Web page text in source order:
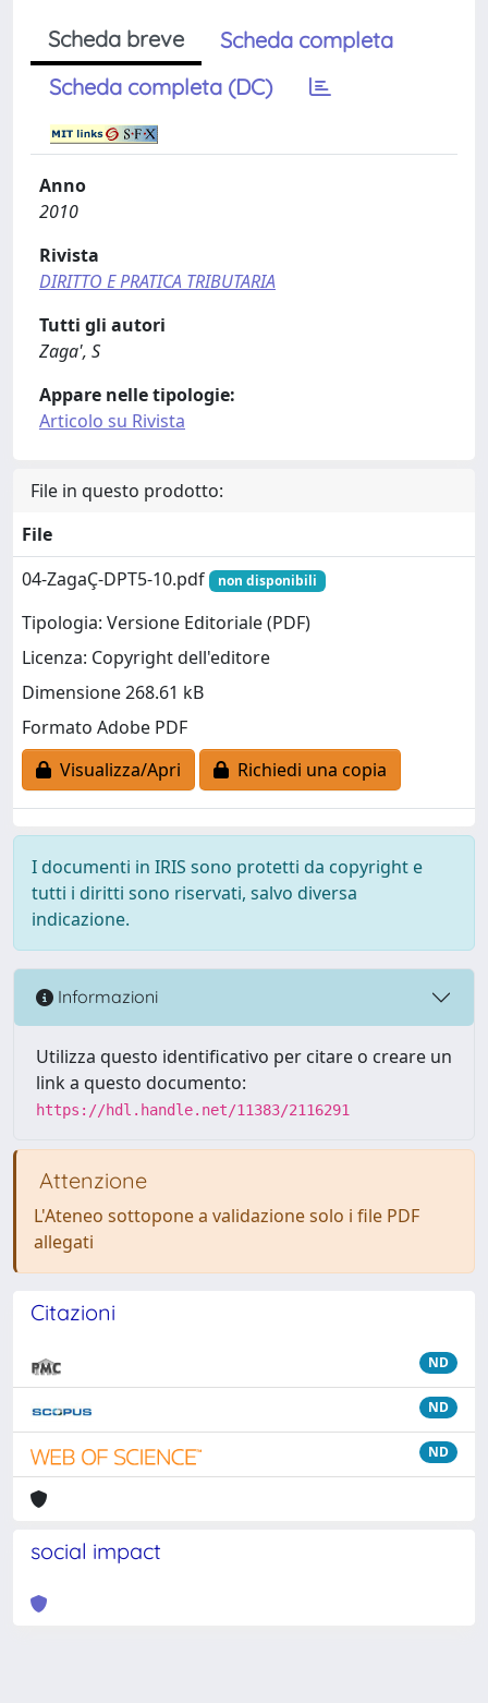
Scheda breve
Scheda completa
Scheda completa (DC)
Anno
2010
Rivista
DIRITTO E PRATICA TRIBUTARIA
Tutti gli autori
Zaga', S
Appare nelle tipologie:
Articolo su Rivista
File in questo prodotto:
File
04-ZagaÇ-DPT5-10.pdf
non disponibili
Tipologia: Versione Editoriale (PDF)
Licenza: Copyright dell'editore
Dimensione 268.61 kB
Formato Adobe PDF
Visualizza/Apri
Richiedi una copia
I documenti in IRIS sono protetti da copyright e
tutti i diritti sono riservati, salvo diversa
indicazione.
Informazioni
Utilizza questo identificativo per citare o creare un
link a questo documento:
https://hdl.handle.net/11383/2116291
Attenzione
L'Ateneo sottopone a validazione solo i file PDF
allegati
Citazioni
ND
ND
ND
social impact